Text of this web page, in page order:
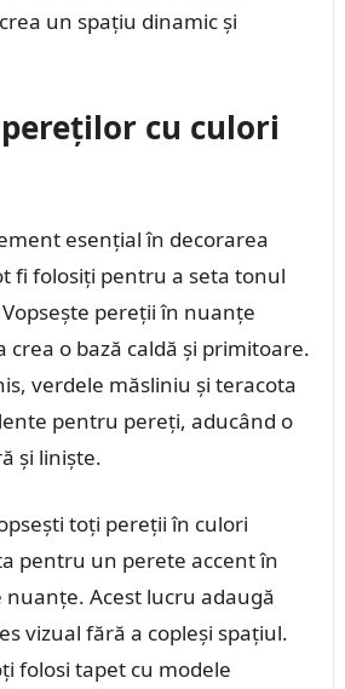
un spațiu dinamic și
cu culori
esențial în decorarea
fi folosiți pentru a seta tonul
pereții în nuanțe
o bază caldă și primitoare.
verdele măsliniu și teracota
pentru pereți, aducând o
și liniște.
toți pereții în culori
pentru un perete accent în
Acest lucru adaugă
vizual fără a copleși spațiul.
folosi tapet cu modele